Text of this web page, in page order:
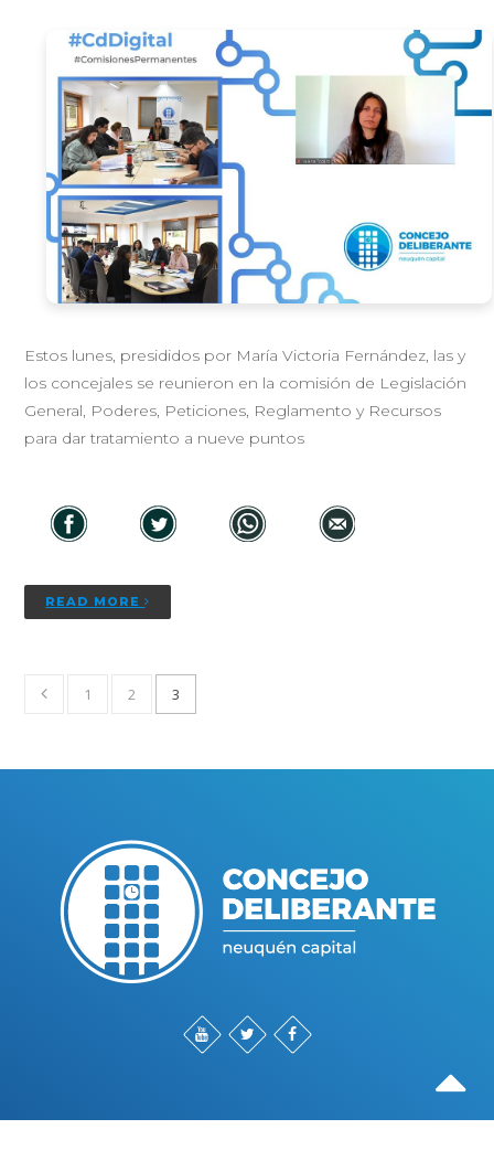
Estos lunes, presididos por María Victoria Fernández, las y
los concejales se reunieron en la comisión de Legislación
General, Poderes, Peticiones, Reglamento y Recursos
para dar tratamiento a nueve puntos
READ MORE
1 2 3